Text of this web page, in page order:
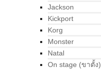
Jackson
Kickport
Korg
Monster
Natal
On stage (ขาตั้ง)